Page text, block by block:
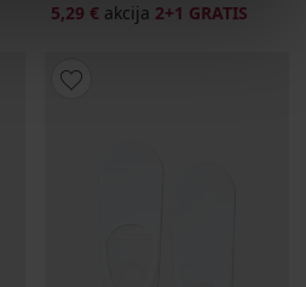
5,29 € akcija 2+1 GRATIS